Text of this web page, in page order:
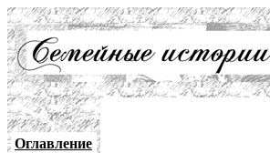
Оглавление